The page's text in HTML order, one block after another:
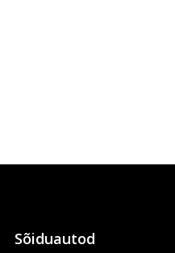
Sõiduautod